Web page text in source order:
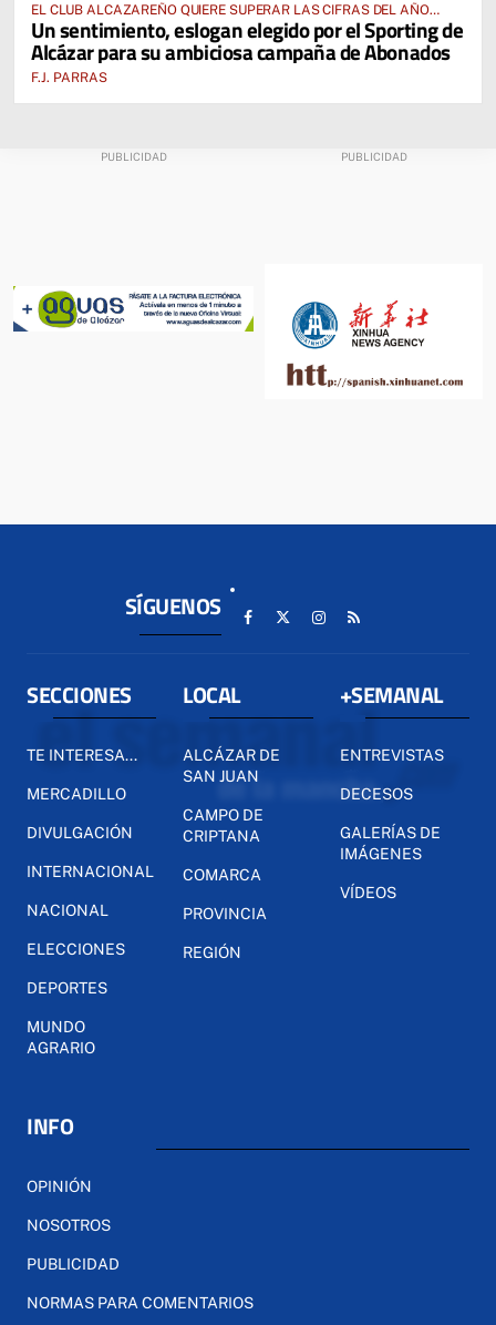
EL CLUB ALCAZAREÑO QUIERE SUPERAR LAS CIFRAS DEL AÑO
PASADO E INCLUSO DUPLICARLAS
Un sentimiento, eslogan elegido por el Sporting de
Alcázar para su ambiciosa campaña de Abonados
F.J. PARRAS
SÍGUENOS
SECCIONES
TE INTERESA...
MERCADILLO
DIVULGACIÓN
INTERNACIONAL
NACIONAL
ELECCIONES
DEPORTES
MUNDO
AGRARIO
LOCAL
ALCÁZAR DE
SAN JUAN
CAMPO DE
CRIPTANA
COMARCA
PROVINCIA
REGIÓN
+SEMANAL
ENTREVISTAS
DECESOS
GALERÍAS DE
IMÁGENES
VÍDEOS
INFO
OPINIÓN
NOSOTROS
PUBLICIDAD
NORMAS PARA COMENTARIOS